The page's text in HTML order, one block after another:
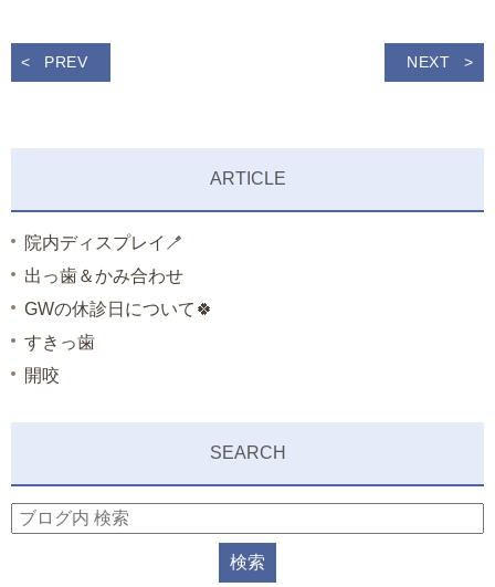
PREV NEXT
ARTICLE
院内ディスプレイ🪥
出っ歯＆かみ合わせ
GWの休診日について🍀
すきっ歯
開咬
SEARCH